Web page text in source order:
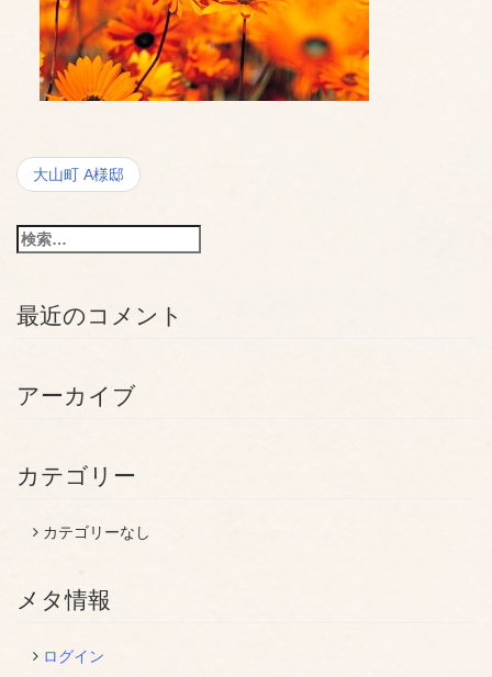
投
稿
ナ
ビ
ゲ
ー
ョ
大山町 A様邸
検
索:
最近のコメント
アーカイブ
カテゴリー
カテゴリーなし
メタ情報
ログイン